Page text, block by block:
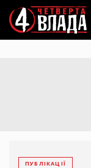
Перейти
до
основного
вмісту
ПУБЛІКАЦІЇ